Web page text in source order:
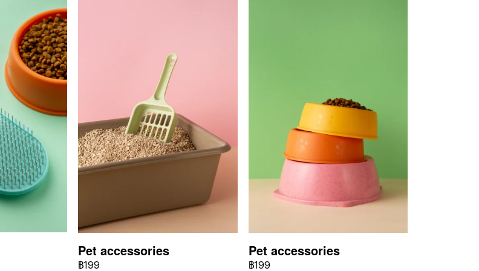
Pet accessories
฿199
Pet accessories
฿199